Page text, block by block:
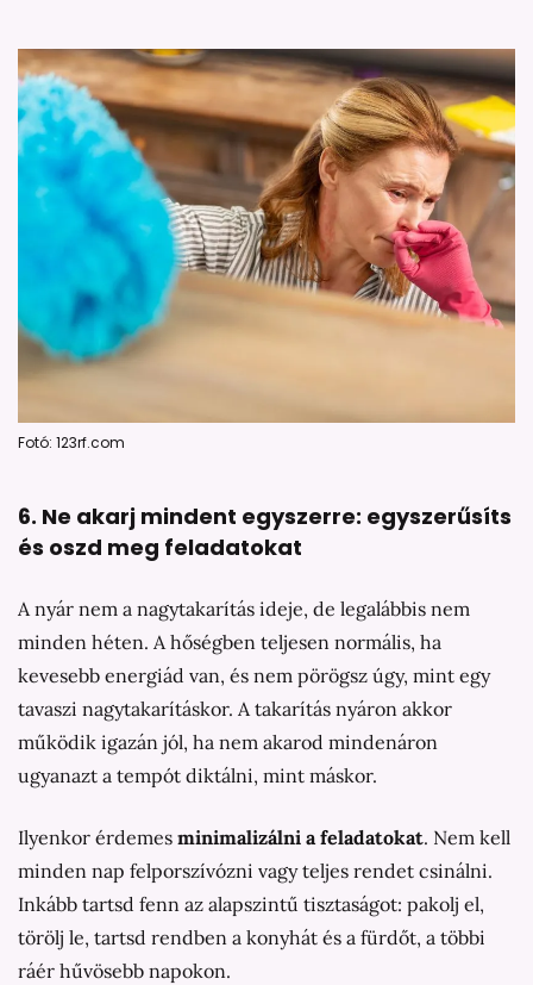
Fotó: 123rf.com
6. Ne akarj mindent egyszerre: egyszerűsíts
és oszd meg feladatokat
A nyár nem a nagytakarítás ideje, de legalábbis nem
minden héten. A hőségben teljesen normális, ha
kevesebb energiád van, és nem pörögsz úgy, mint egy
tavaszi nagytakarításkor. A takarítás nyáron akkor
működik igazán jól, ha nem akarod mindenáron
ugyanazt a tempót diktálni, mint máskor.
Ilyenkor érdemes minimalizálni a feladatokat. Nem kell
minden nap felporszívózni vagy teljes rendet csinálni.
Inkább tartsd fenn az alapszintű tisztaságot: pakolj el,
törölj le, tartsd rendben a konyhát és a fürdőt, a többi
ráér hűvösebb napokon.